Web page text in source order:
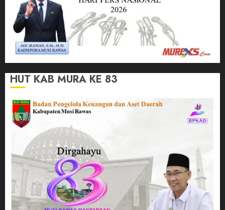
HUT KAB MURA KE 83